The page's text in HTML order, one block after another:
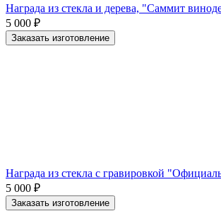
Награда из стекла и дерева, "Саммит
5 000 ₽
Заказать изготовление
Награда из стекла с гравировкой
5 000 ₽
Заказать изготовление